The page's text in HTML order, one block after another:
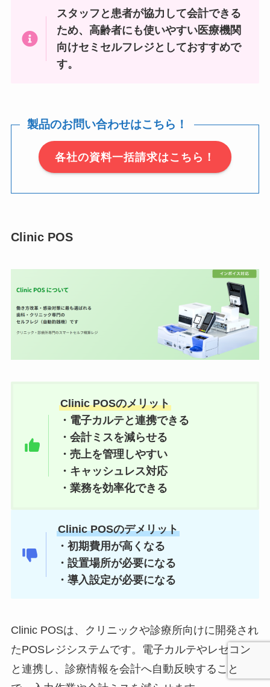
スタッフと患者が協力して会計できる
ため、高齢者にも使いやすい医療機関
向けセミセルフレジとしておすすめで
す。
製品のお問い合わせはこちら！
各社の資料一括請求はこちら！
Clinic POS
Clinic POSのメリット
・電子カルテと連携できる
・会計ミスを減らせる
・売上を管理しやすい
・キャッシュレス対応
・業務を効率化できる
Clinic POSのデメリット
・初期費用が高くなる
・設置場所が必要になる
・導入設定が必要になる
Clinic POSは、クリニックや診療所向けに開発され
たPOSレジシステムです。電子カルテやレセコン
と連携し、診療情報を会計へ自動反映すること